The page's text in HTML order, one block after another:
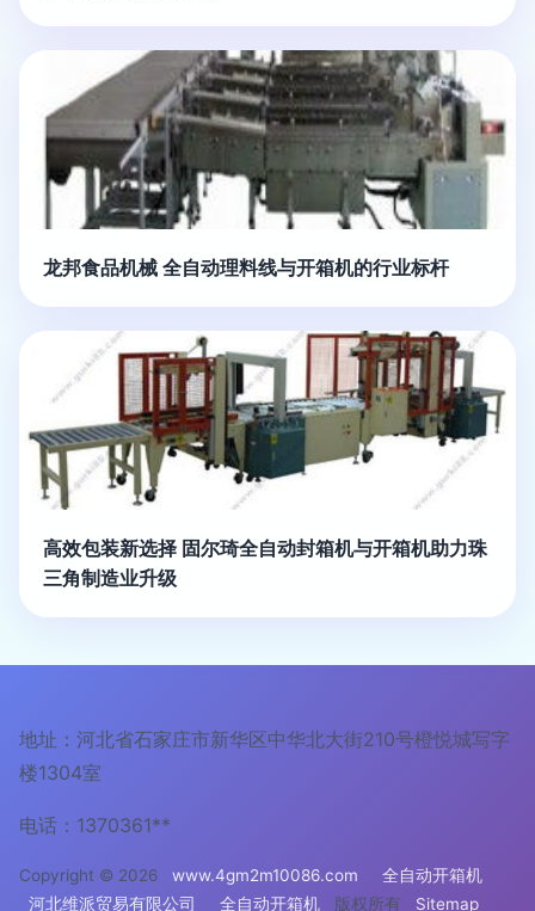
龙邦食品机械 全自动理料线与开箱机的行业标杆
高效包装新选择 固尔琦全自动封箱机与开箱机助力珠
三角制造业升级
地址：河北省石家庄市新华区中华北大街210号橙悦城写字
楼1304室
电话：1370361**
Copyright © 2026 www.4gm2m10086.com
全自动开箱机
河北维派贸易有限公司
全自动开箱机 版权所有 Sitemap